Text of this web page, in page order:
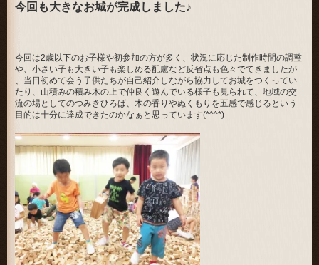
今回も大きなお城が完成しました♪
今回は2歳以下のお子様や初参加の方が多く、状況に応じた制作時間の調整
や、小さい子も大きい子も楽しめる配慮など反省点も色々でてきましたが
、当日初めて会う子供たちが自己紹介しながら協力してお城をつくってい
たり、山積みの積み木の上で仲良く遊んでいる様子も見られて、地域の交
流の場としてのつみきひろば、木の香りやぬくもりを五感で感じるという
目的は十分に達成できたのかなぁと思っています(*^^*)